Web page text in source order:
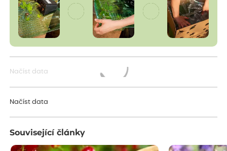
Načíst data
Načíst data
Související články